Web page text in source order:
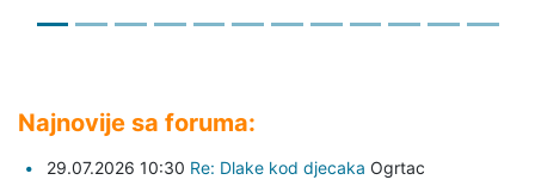
Najnovije sa foruma:
29.07.2026 10:30 Re: Dlake kod djecaka Ogrtac